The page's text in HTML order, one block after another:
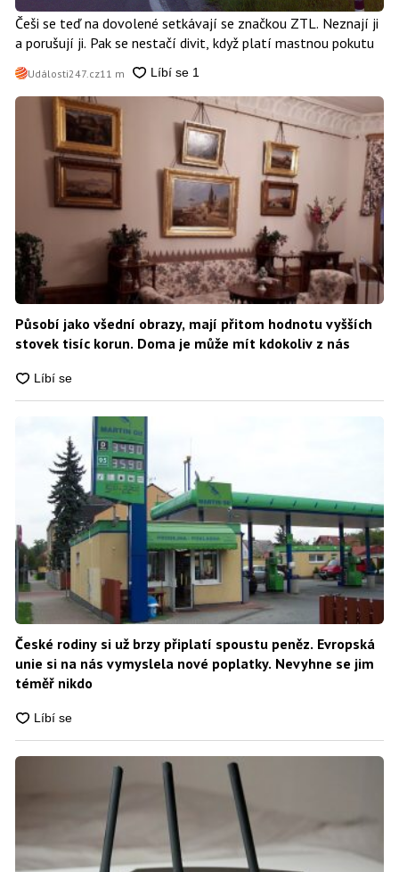
Češi se teď na dovolené setkávají se značkou ZTL. Neznají ji
a porušují ji. Pak se nestačí divit, když platí mastnou pokutu
Události247.cz11 m
Působí jako všední obrazy, mají přitom hodnotu vyšších
stovek tisíc korun. Doma je může mít kdokoliv z nás
České rodiny si už brzy připlatí spoustu peněz. Evropská
unie si na nás vymyslela nové poplatky. Nevyhne se jim
téměř nikdo